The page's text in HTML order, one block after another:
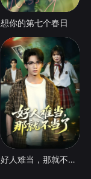
想你的第七个春日
好人难当，那就不当了